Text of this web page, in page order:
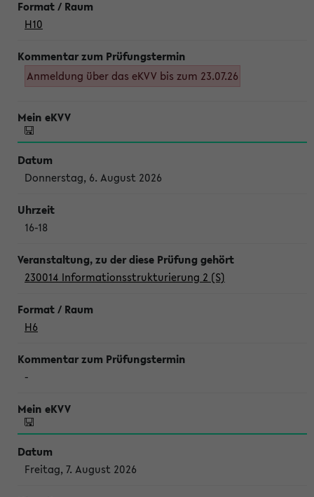
H10
Anmeldung über das eKVV bis zum 23.07.26
Donnerstag, 6. August 2026
16-18
230014 Informationsstrukturierung 2 (S)
H6
-
Freitag, 7. August 2026